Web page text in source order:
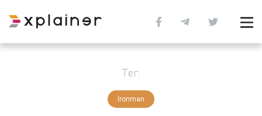
Тег:
Ironman